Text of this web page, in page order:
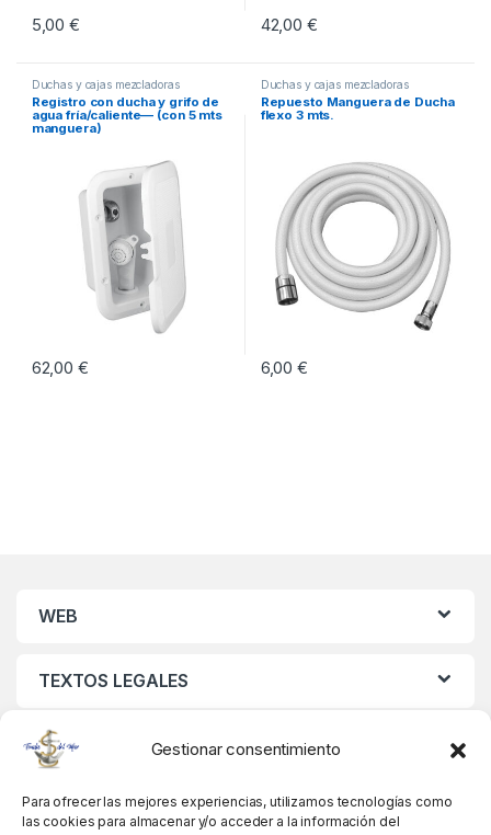
Gestionar consentimiento
Para ofrecer las mejores experiencias, utilizamos tecnologías como
las cookies para almacenar y/o acceder a la información del
5,00€ 42,00 €
Duchas y cajas mezcladoras
Registro con ducha y grifo de
agua fría/caliente— (con 5 mts
manguera)
62,00 €
Duchas y cajas mezcladoras
Repuesto Manguera de Ducha
flexo 3 mts.
6,00€
WEB
TEXTOS LEGALES
MIS DATOS